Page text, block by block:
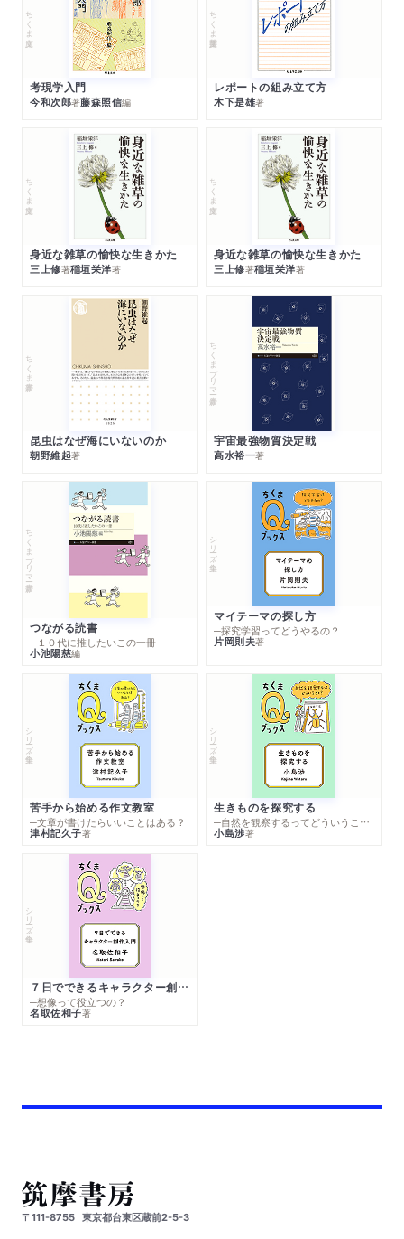
ちくま文庫
考現学入門
今和次郎著藤森照信編
ちくま学芸文庫
レポートの組み立て方
木下是雄著
ちくま文庫
身近な雑草の愉快な生きかた
三上修著稲垣栄洋著
ちくま文庫
身近な雑草の愉快な生きかた
三上修著稲垣栄洋著
ちくま新書
昆虫はなぜ海にいないのか
朝野維起著
ちくまプリマー新書
宇宙最強物質決定戦
高水裕一著
ちくまプリマー新書
つながる読書
─１０代に推したいこの一冊
小池陽慈編
シリーズ・全集
マイテーマの探し方
─探究学習ってどうやるの？
片岡則夫著
シリーズ・全集
苦手から始める作文教室
─文章が書けたらいいことはある？
津村記久子著
シリーズ・全集
生きものを探究する
─自然を観察するってどういうこと？
小島渉著
シリーズ・全集
７日でできるキャラクター創作入門
─想像って役立つの？
名取佐和子著
〒111-8755 東京都台東区蔵前2-5-3